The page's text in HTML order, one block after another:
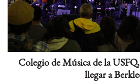
Colegio de Música de la
llegar a